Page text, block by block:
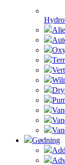
Gødning